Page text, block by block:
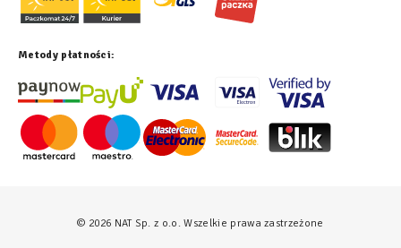
Metody płatności:
© 2026 NAT Sp. z o.o. Wszelkie prawa zastrzeżone